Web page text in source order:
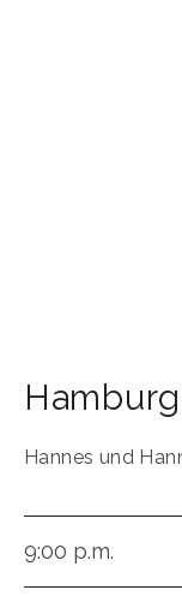
Hamburg
Hannes und
9:00 p.m.